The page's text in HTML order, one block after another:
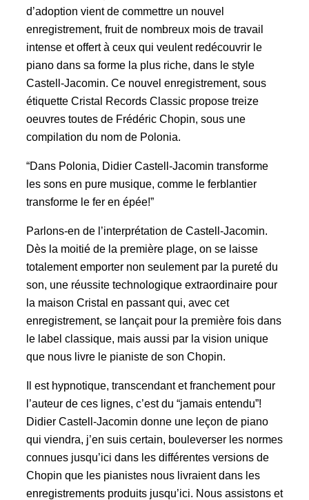
d’adoption vient de commettre un nouvel
enregistrement, fruit de nombreux mois de travail
intense et offert à ceux qui veulent redécouvrir le
piano dans sa forme la plus riche, dans le style
Castell-Jacomin. Ce nouvel enregistrement, sous
étiquette Cristal Records Classic propose treize
oeuvres toutes de Frédéric Chopin, sous une
compilation du nom de Polonia.
“Dans Polonia, Didier Castell-Jacomin transforme
les sons en pure musique, comme le ferblantier
transforme le fer en épée!”
Parlons-en de l’interprétation de Castell-Jacomin.
Dès la moitié de la première plage, on se laisse
totalement emporter non seulement par la pureté du
son, une réussite technologique extraordinaire pour
la maison Cristal en passant qui, avec cet
enregistrement, se lançait pour la première fois dans
le label classique, mais aussi par la vision unique
que nous livre le pianiste de son Chopin.
Il est hypnotique, transcendant et franchement pour
l’auteur de ces lignes, c’est du “jamais entendu”!
Didier Castell-Jacomin donne une leçon de piano
qui viendra, j’en suis certain, bouleverser les normes
connues jusqu’ici dans les différentes versions de
Chopin que les pianistes nous livraient dans les
enregistrements produits jusqu’ici. Nous assistons et